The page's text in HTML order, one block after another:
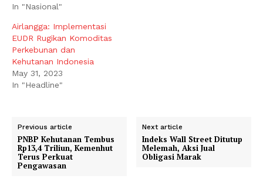
In "Nasional"
Airlangga: Implementasi
EUDR Rugikan Komoditas
Perkebunan dan
Kehutanan Indonesia
May 31, 2023
In "Headline"
Previous article
PNBP Kehutanan Tembus
Rp13,4 Triliun, Kemenhut
Terus Perkuat
Pengawasan
Next article
Indeks Wall Street Ditutup
Melemah, Aksi Jual
Obligasi Marak